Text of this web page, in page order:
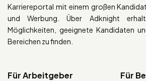
Karriereportal mit einem großen
und Werbung. Über Adknight
Möglichkeiten, geeignete Kandidaten
Bereichen zu finden.
Für Arbeitgeber Für